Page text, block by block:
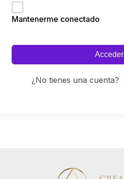
Mantenerme conectado
Acceder
¿No tienes una cuenta?